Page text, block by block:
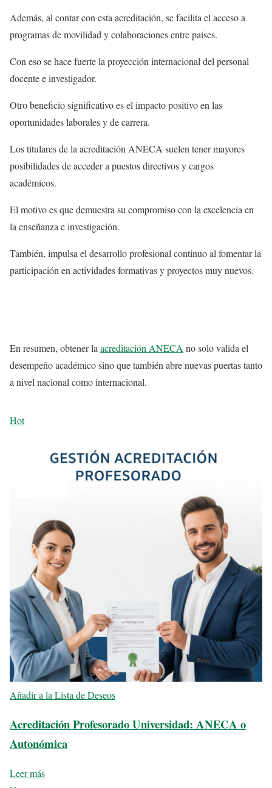
Además, al contar con esta acreditación, se facilita el acceso a
programas de movilidad y colaboraciones entre países.
Con eso se hace fuerte la proyección internacional del personal
docente e investigador.
Otro beneficio significativo es el impacto positivo en las
oportunidades laborales y de carrera.
Los titulares de la acreditación ANECA suelen tener mayores
posibilidades de acceder a puestos directivos y cargos
académicos.
El motivo es que demuestra su compromiso con la excelencia en
la enseñanza e investigación.
También, impulsa el desarrollo profesional continuo al fomentar la
participación en actividades formativas y proyectos muy nuevos.
En resumen, obtener la acreditación ANECA no solo valida el
desempeño académico sino que también abre nuevas puertas tanto
a nivel nacional como internacional.
Hot
Añadir a la Lista de Deseos
Acreditación Profesorado Universidad: ANECA o
Autonómica
Leer más